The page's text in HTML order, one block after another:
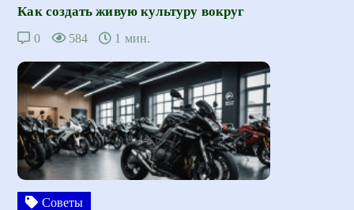
Как создать живую культуру вокруг
0 584 1 мин.
Советы